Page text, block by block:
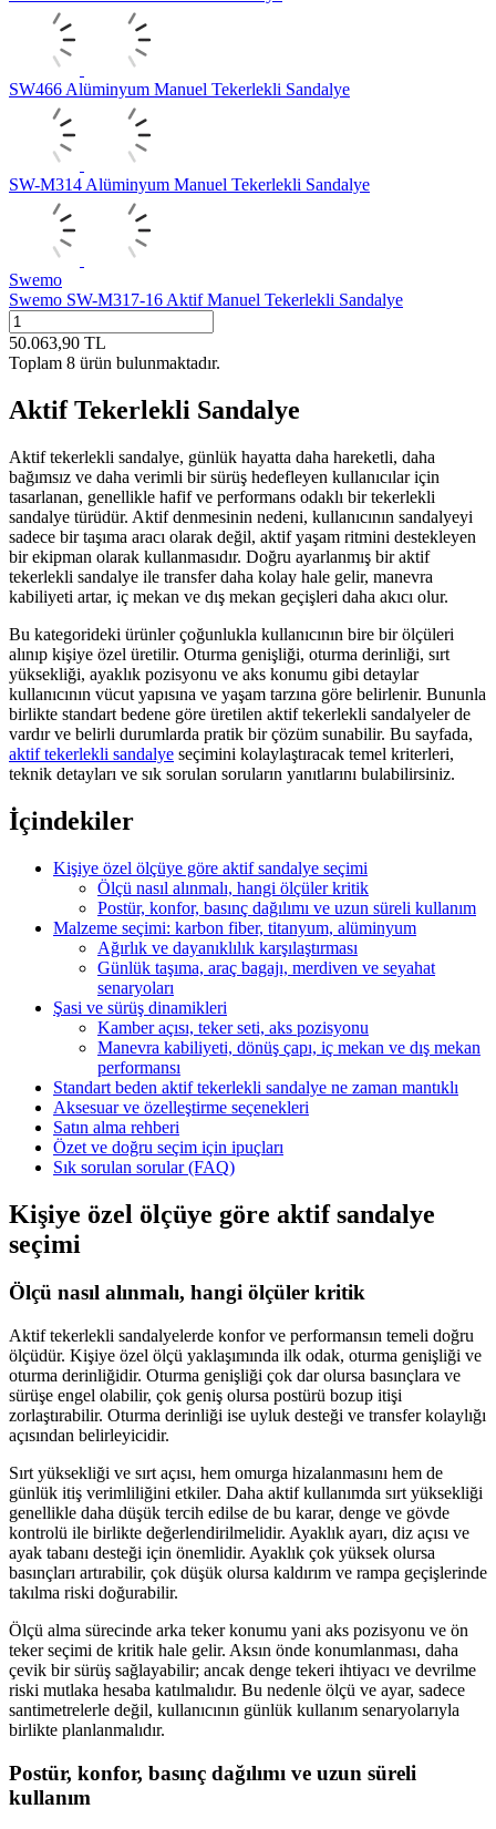
SW466 Alüminyum Manuel Tekerlekli Sandalye
SW-M314 Alüminyum Manuel Tekerlekli Sandalye
Swemo
Swemo SW-M317-16 Aktif Manuel Tekerlekli Sandalye
50.063,90 TL
Toplam 8 ürün bulunmaktadır.
Aktif Tekerlekli Sandalye
Aktif tekerlekli sandalye, günlük hayatta daha hareketli, daha
bağımsız ve daha verimli bir sürüş hedefleyen kullanıcılar için
tasarlanan, genellikle hafif ve performans odaklı bir tekerlekli
sandalye türüdür. Aktif denmesinin nedeni, kullanıcının sandalyeyi
sadece bir taşıma aracı olarak değil, aktif yaşam ritmini destekleyen
bir ekipman olarak kullanmasıdır. Doğru ayarlanmış bir aktif
tekerlekli sandalye ile transfer daha kolay hale gelir, manevra
kabiliyeti artar, iç mekan ve dış mekan geçişleri daha akıcı olur.
Bu kategorideki ürünler çoğunlukla kullanıcının bire bir ölçüleri
alınıp kişiye özel üretilir. Oturma genişliği, oturma derinliği, sırt
yüksekliği, ayaklık pozisyonu ve aks konumu gibi detaylar
kullanıcının vücut yapısına ve yaşam tarzına göre belirlenir. Bununla
birlikte standart bedene göre üretilen aktif tekerlekli sandalyeler de
vardır ve belirli durumlarda pratik bir çözüm sunabilir. Bu sayfada,
aktif tekerlekli sandalye seçimini kolaylaştıracak temel kriterleri,
teknik detayları ve sık sorulan soruların yanıtlarını bulabilirsiniz.
İçindekiler
Kişiye özel ölçüye göre aktif sandalye seçimi
Ölçü nasıl alınmalı, hangi ölçüler kritik
Postür, konfor, basınç dağılımı ve uzun süreli kullanım
Malzeme seçimi: karbon fiber, titanyum, alüminyum
Ağırlık ve dayanıklılık karşılaştırması
Günlük taşıma, araç bagajı, merdiven ve seyahat
senaryoları
Şasi ve sürüş dinamikleri
Kamber açısı, teker seti, aks pozisyonu
Manevra kabiliyeti, dönüş çapı, iç mekan ve dış mekan
performansı
Standart beden aktif tekerlekli sandalye ne zaman mantıklı
Aksesuar ve özelleştirme seçenekleri
Satın alma rehberi
Özet ve doğru seçim için ipuçları
Sık sorulan sorular (FAQ)
Kişiye özel ölçüye göre aktif sandalye
seçimi
Ölçü nasıl alınmalı, hangi ölçüler kritik
Aktif tekerlekli sandalyelerde konfor ve performansın temeli doğru
ölçüdür. Kişiye özel ölçü yaklaşımında ilk odak, oturma genişliği ve
oturma derinliğidir. Oturma genişliği çok dar olursa basınçlara ve
sürüşe engel olabilir, çok geniş olursa postürü bozup itişi
zorlaştırabilir. Oturma derinliği ise uyluk desteği ve transfer kolaylığı
açısından belirleyicidir.
Sırt yüksekliği ve sırt açısı, hem omurga hizalanmasını hem de
günlük itiş verimliliğini etkiler. Daha aktif kullanımda sırt yüksekliği
genellikle daha düşük tercih edilse de bu karar, denge ve gövde
kontrolü ile birlikte değerlendirilmelidir. Ayaklık ayarı, diz açısı ve
ayak tabanı desteği için önemlidir. Ayaklık çok yüksek olursa
basınçları artırabilir, çok düşük olursa kaldırım ve rampa geçişlerinde
takılma riski doğurabilir.
Ölçü alma sürecinde arka teker konumu yani aks pozisyonu ve ön
teker seçimi de kritik hale gelir. Aksın önde konumlanması, daha
çevik bir sürüş sağlayabilir; ancak denge tekeri ihtiyacı ve devrilme
riski mutlaka hesaba katılmalıdır. Bu nedenle ölçü ve ayar, sadece
santimetrelerle değil, kullanıcının günlük kullanım senaryolarıyla
birlikte planlanmalıdır.
Postür, konfor, basınç dağılımı ve uzun süreli
kullanım